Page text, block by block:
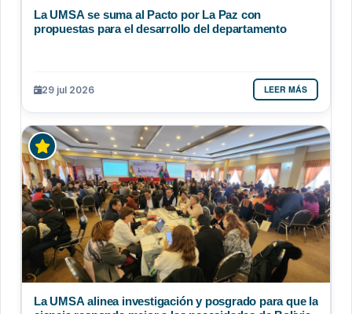
La UMSA se suma al Pacto por La Paz con
propuestas para el desarrollo del departamento
29 jul 2026 LEER MÁS
La UMSA alinea investigación y posgrado para que la